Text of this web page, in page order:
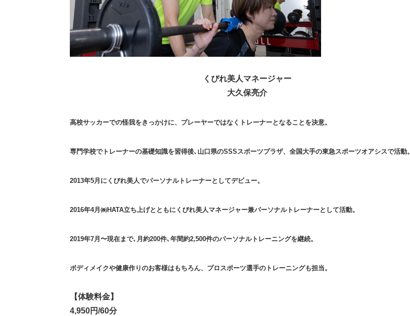
くびれ美人マネージャー
大久保亮介
高校サッカーでの怪我をきっかけに、プレーヤーではなくトレーナーとなることを決意。
専門学校でトレーナーの基礎知識を習得後､山口県のSSSスポーツプラザ、全国大手の東急スポーツオアシスで活動。
2013年5月にくびれ美人でパーソナルトレーナーとしてデビュー。
2016年4月㈱HATA立ち上げとともにくびれ美人マネージャー兼パーソナルトレーナーとして活動。
2019年7月〜現在まで､月約200件､年間約2,500件のパーソナルトレーニングを継続。
ボディメイクや健康作りのお客様はもちろん、プロスポーツ選手のトレーニングも担当。
【体験料金】
4,950円/60分